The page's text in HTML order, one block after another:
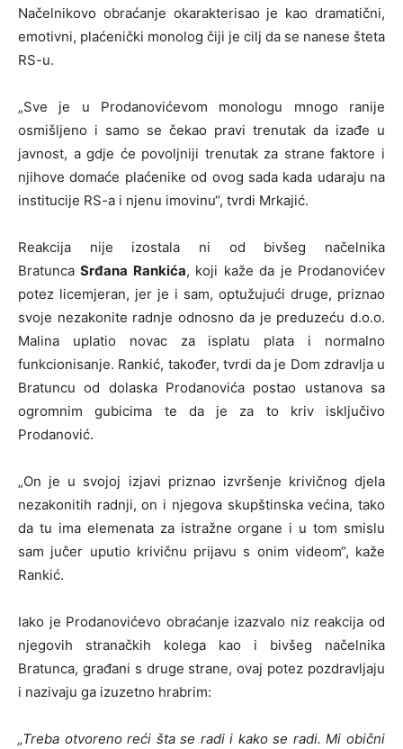
Načelnikovo obraćanje okarakterisao je kao dramatični,
emotivni, plaćenički monolog čiji je cilj da se nanese šteta
RS-u.
„Sve je u Prodanovićevom monologu mnogo ranije
osmišljeno i samo se čekao pravi trenutak da izađe u
javnost, a gdje će povoljniji trenutak za strane faktore i
njihove domaće plaćenike od ovog sada kada udaraju na
institucije RS-a i njenu imovinu“, tvrdi Mrkajić.
Reakcija nije izostala ni od bivšeg načelnika
BratuncaSrđana Rankića, koji kaže da je Prodanovićev
potez licemjeran, jer je i sam, optužujući druge, priznao
svoje nezakonite radnje odnosno da je preduzeću d.o.o.
Malina uplatio novac za isplatu plata i normalno
funkcionisanje. Rankić, također, tvrdi da je Dom zdravlja u
Bratuncu od dolaska Prodanovića postao ustanova sa
ogromnim gubicima te da je za to kriv isključivo
Prodanović.
„On je u svojoj izjavi priznao izvršenje krivičnog djela
nezakonitih radnji, on i njegova skupštinska većina, tako
da tu ima elemenata za istražne organe i u tom smislu
sam jučer uputio krivičnu prijavu s onim videom“, kaže
Rankić.
Iako je Prodanovićevo obraćanje izazvalo niz reakcija od
njegovih stranačkih kolega kao i bivšeg načelnika
Bratunca, građani s druge strane, ovaj potez pozdravljaju
i nazivaju ga izuzetno hrabrim:
„Treba otvoreno reći šta se radi i kako se radi. Mi obični